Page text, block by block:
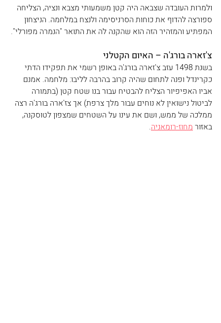
ולמרות העובדה שצבאה היה קטן משמעותי מצבא ונציה, הצליחה
ספורצה להדוף את כוחות הסרניסימה ולנצח במלחמה. הניצחון
המפתיע והמזהיר הזה הוא שהקנה לה את התואר "הנמרה מפורלי".
צ'זארה בורג'ה – האיום הקטלני
בשנת 1498 עזב צ'זארה בורג'ה באופן רשמי את תפקידו הדתי
כקרינדל ופנה לתחום שהיה קרוב בהרבה לליבו: מלחמה. אמנם
אביו האפיפיור הצליח להבטיח עבור בנו שטח קטן (בתמורה
לביטול נישואין לא נוחים עבור מלך צרפת) אך צז'ארה בורג'ה רצה
ממלכה של ממש, ושם את עינו על השטחים שמצפון לטוסקנה,
באזור מחוז-רומאניה.